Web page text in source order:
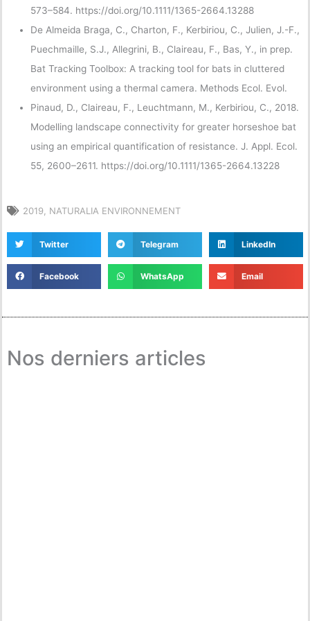
573–584. https://doi.org/10.1111/1365-2664.13288
De Almeida Braga, C., Charton, F., Kerbiriou, C., Julien, J.-F.,
Puechmaille, S.J., Allegrini, B., Claireau, F., Bas, Y., in prep.
Bat Tracking Toolbox: A tracking tool for bats in cluttered
environment using a thermal camera. Methods Ecol. Evol.
Pinaud, D., Claireau, F., Leuchtmann, M., Kerbiriou, C., 2018.
Modelling landscape connectivity for greater horseshoe bat
using an empirical quantification of resistance. J. Appl. Ecol.
55, 2600–2611. https://doi.org/10.1111/1365-2664.13228
2019 NATURALIA ENVIRONNEMENT
Twitter Telegram LinkedIn
Facebook WhatsApp Email
Nos derniers articles